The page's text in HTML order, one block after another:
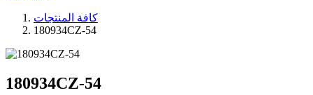
كافة المنتجات
180934CZ-54
180934CZ-54